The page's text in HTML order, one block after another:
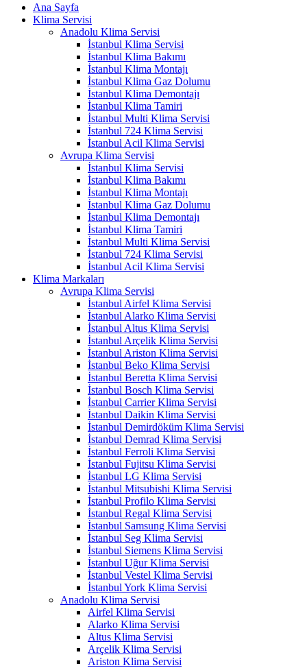
Ana Sayfa
Klima Servisi
Anadolu Klima Servisi
İstanbul Klima Servisi
İstanbul Klima Bakımı
İstanbul Klima Montajı
İstanbul Klima Gaz Dolumu
İstanbul Klima Demontajı
İstanbul Klima Tamiri
İstanbul Multi Klima Servisi
İstanbul 724 Klima Servisi
İstanbul Acil Klima Servisi
Avrupa Klima Servisi
İstanbul Klima Servisi
İstanbul Klima Bakımı
İstanbul Klima Montajı
İstanbul Klima Gaz Dolumu
İstanbul Klima Demontajı
İstanbul Klima Tamiri
İstanbul Multi Klima Servisi
İstanbul 724 Klima Servisi
İstanbul Acil Klima Servisi
Klima Markaları
Avrupa Klima Servisi
İstanbul Airfel Klima Servisi
İstanbul Alarko Klima Servisi
İstanbul Altus Klima Servisi
İstanbul Arçelik Klima Servisi
İstanbul Ariston Klima Servisi
İstanbul Beko Klima Servisi
İstanbul Beretta Klima Servisi
İstanbul Bosch Klima Servisi
İstanbul Carrier Klima Servisi
İstanbul Daikin Klima Servisi
İstanbul Demirdöküm Klima Servisi
İstanbul Demrad Klima Servisi
İstanbul Ferroli Klima Servisi
İstanbul Fujitsu Klima Servisi
İstanbul LG Klima Servisi
İstanbul Mitsubishi Klima Servisi
İstanbul Profilo Klima Servisi
İstanbul Regal Klima Servisi
İstanbul Samsung Klima Servisi
İstanbul Seg Klima Servisi
İstanbul Siemens Klima Servisi
İstanbul Uğur Klima Servisi
İstanbul Vestel Klima Servisi
İstanbul York Klima Servisi
Anadolu Klima Servisi
Airfel Klima Servisi
Alarko Klima Servisi
Altus Klima Servisi
Arçelik Klima Servisi
Ariston Klima Servisi